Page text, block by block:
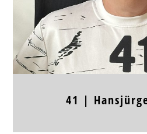
Frühere
41 |